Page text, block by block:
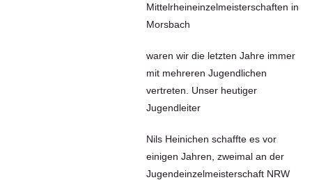
Mittelrheineinzelmeisterschaften in
Morsbach
waren wir die letzten Jahre immer
mit mehreren Jugendlichen
vertreten. Unser heutiger
Jugendleiter
Nils Heinichen schaffte es vor
einigen Jahren, zweimal an der
Jugendeinzelmeisterschaft NRW